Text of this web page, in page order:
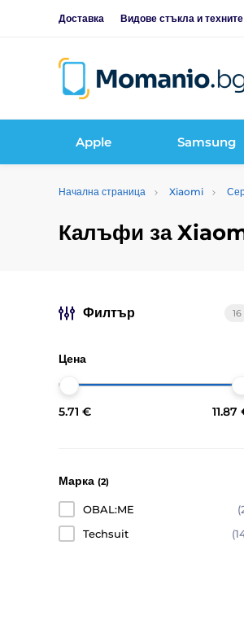
Доставка Видове стъкла и
Apple Samsung
Начална страница Xiaomi
Калъфи за
Филтър 16
Цена
5.71 € 11.87
Марка (2)
OBAL:ME
Techsuit